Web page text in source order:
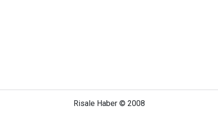
Risale Haber © 2008